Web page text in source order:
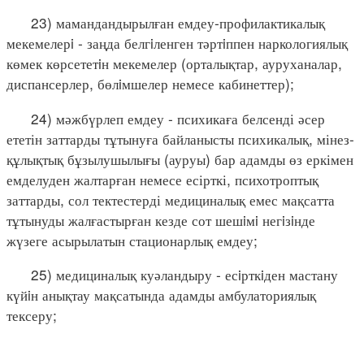
23) мамандандырылған емдеу-профилактикалық
мекемелерi - заңда белгiленген тәртiппен наркологиялық
көмек көрсететiн мекемелер (орталықтар, ауруханалар,
диспансерлер, бөлiмшелер немесе кабинеттер);
24) мәжбүрлеп емдеу - психикаға белсенді әсер
ететін заттарды тұтынуға байланысты психикалық, мінез-
құлықтық бұзылушылығы (ауруы) бар адамды өз еркімен
емделуден жалтарған немесе есірткі, психотроптық
заттарды, сол тектестерді медициналық емес мақсатта
тұтынуды жалғастырған кезде сот шешiмi негiзiнде
жүзеге асырылатын стационарлық емдеу;
25) медициналық куәландыру - есiрткiден мастану
күйiн анықтау мақсатында адамды амбулаториялық
тексеру;